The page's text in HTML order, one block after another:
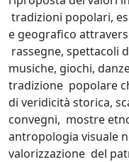
tradizioni popolari,
e geografico
rassegne, spettacoli
musiche, giochi,
tradizione popolare
di veridicità storica,
convegni, mostre
antropologia visuale
valorizzazione del